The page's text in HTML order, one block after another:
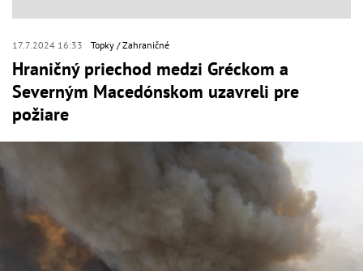
17.7.2024 16:33 Topky Zahraničné
Hraničný priechod medzi Gréckom a
Severným Macedónskom uzavreli pre
požiare